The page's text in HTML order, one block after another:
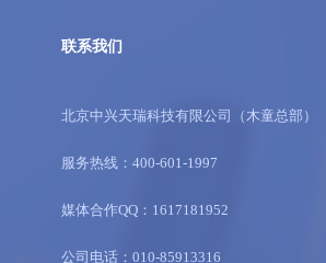
联系我们
北京中兴天瑞科技有限公司（木童总部）
服务热线：400-601-1997
媒体合作QQ：1617181952
公司电话：010-85913316